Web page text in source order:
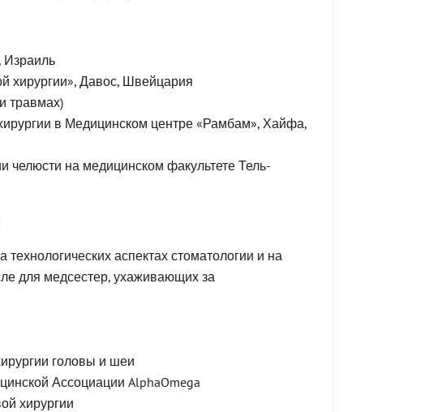
Израиль
хирургии», Давос, Швейцария
травмах)
в Медицинском центре «Рамбам», Хайфа,
челюсти на медицинском факультете Тель-
аспектах стоматологии и на
для медсестер, ухаживающих за
головы и шеи
Ассоциации AlphaOmega
хирургии